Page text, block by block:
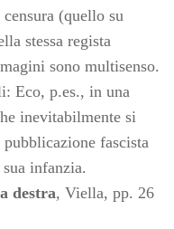
(quello su
stessa regista
sono multisenso.
Eco, p.es., in una
inevitabilmente si
fascista
infanzia.
destra, Viella, pp. 26